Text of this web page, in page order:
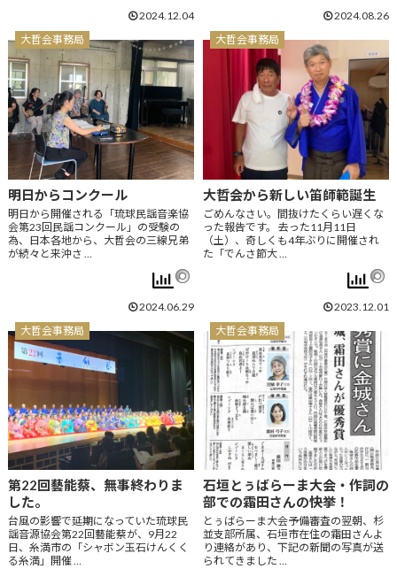
2024.12.04
2024.08.26
大哲会事務局
明日からコンクール
明日から開催される「琉球民謡音楽協
会第23回民謡コンクール」の受験の
為、日本各地から、大哲会の三線兄弟
が続々と来沖さ …
2024.06.29
大哲会事務局
大哲会から新しい笛師範誕生
ごめんなさい。間抜けたくらい遅くな
った報告です。 去った11月11日
（土）、奇しくも4年ぶりに開催され
た「でんさ節大 …
2023.12.01
大哲会事務局
第22回藝能蔡、無事終わりま
した。
台風の影響で延期になっていた琉球民
謡音源協会第22回藝能蔡が、9月22
日、糸満市の「シャボン玉石けんくく
る糸満」開催 …
大哲会事務局
石垣とぅばらーま大会・作詞の
部での霜田さんの快挙！
とぅばらーま大会予備審査の翌朝、杉
並支部所属、石垣市在住の霜田さんよ
り連絡があり、下記の新聞の写真が送
られてきました …